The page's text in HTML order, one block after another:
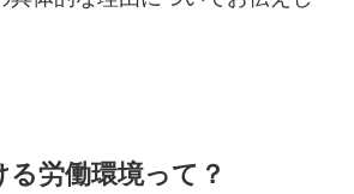
労働環境って？